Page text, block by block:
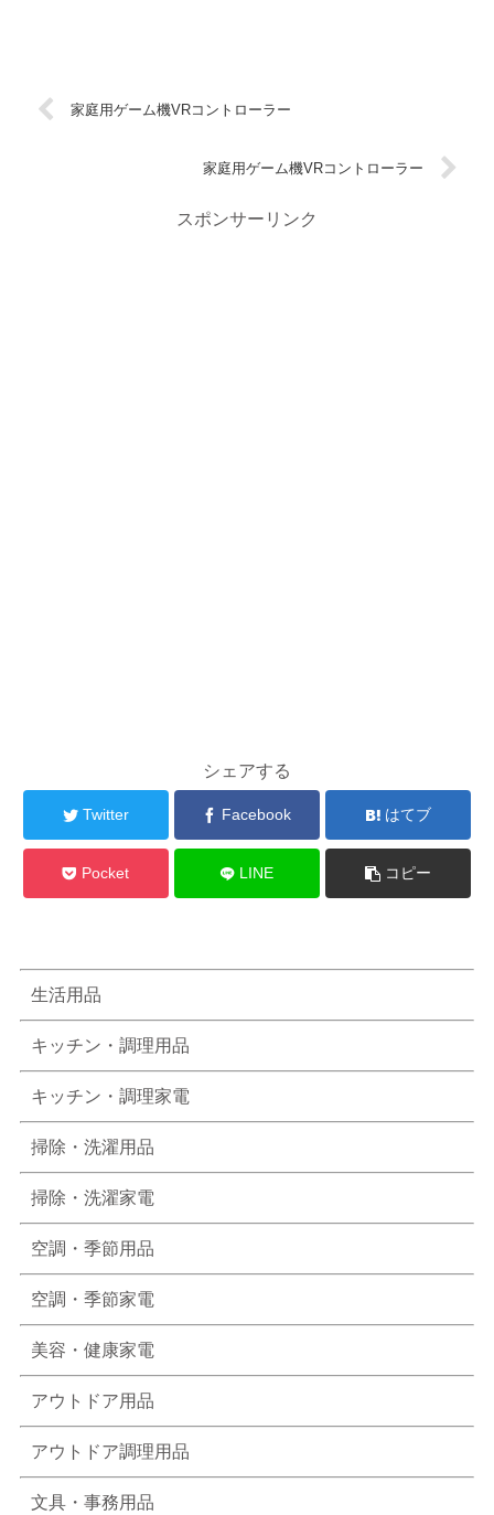
家庭用ゲーム機VRコントローラー
家庭用ゲーム機VRコントローラー
スポンサーリンク
シェアする
Twitter Facebook はてブ
Pocket LINE コピー
生活用品
キッチン・調理用品
キッチン・調理家電
掃除・洗濯用品
掃除・洗濯家電
空調・季節用品
空調・季節家電
美容・健康家電
アウトドア用品
アウトドア調理用品
文具・事務用品